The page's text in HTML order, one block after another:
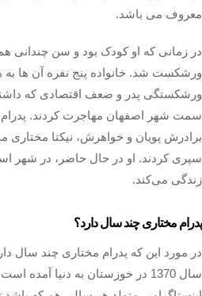
معروف می باشد.
در زمانی که او کودک بود و سن چندانی
ورشکست شد. خانواده پنج نفره آن ها به
ورشکستگی پدر و ضعف اقتصادی که داشتند
سمت شهر اصفهان‌ مهاجرت کردند. پدرام
برادرش پویان و خواهرش، نیکتا مختاری
سپری کردند. او در حال حاضر، در شهر
زندگی می‌کند.
پدرام مختاری چند سال دارد؟
در مورد این که پدرام مختاری چند سال
سال 1370 در خوزستان به دنیا